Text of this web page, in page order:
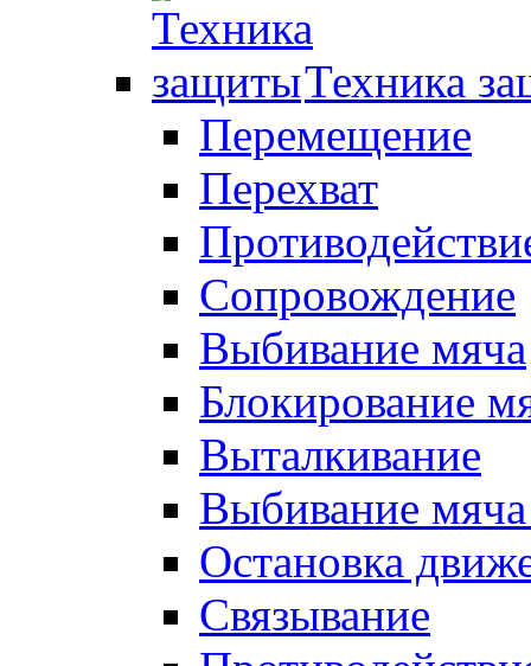
Техника
Перемещение
Перехват
Сопровождение
Выбивание мяча
Блокирование
Выталкивание
Выбивание
Остановка
Связывание